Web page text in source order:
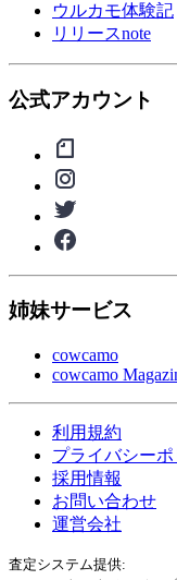
ウルカモ体験記
リリースnote
公式アカウント
姉妹サービス
cowcamo
cowcamo
利用規約
プライバシー
採用情報
お問い合わせ
運営会社
査定システム提供: